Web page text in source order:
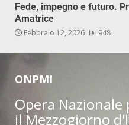
Fede, impegno e futuro.
Amatrice
Febbraio 12, 2026 948
ONPMI
Opera Nazionale
il Mezzogiorno